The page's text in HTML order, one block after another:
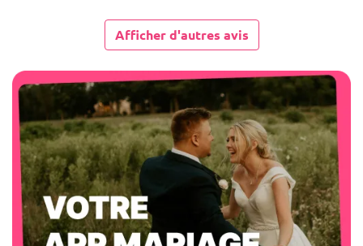
Afficher d'autres avis